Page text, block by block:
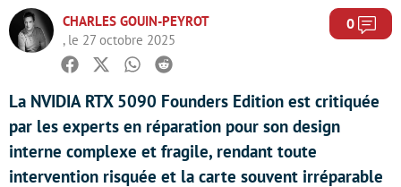
CHARLES GOUIN-PEYROT
, le 27 octobre 2025
0
Facebook
TwitterWhatsapp
Reddit
La NVIDIA RTX 5090 Founders Edition est critiquée
par les experts en réparation pour son design
interne complexe et fragile, rendant toute
intervention risquée et la carte souvent irréparable